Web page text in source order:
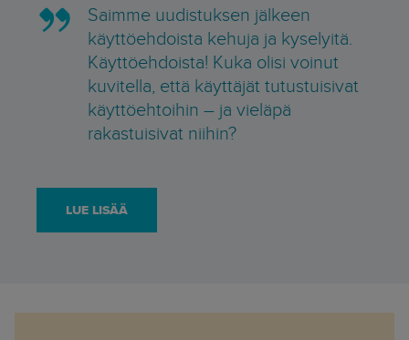
Saimme uudistuksen jälkeen
käyttöehdoista kehuja ja kyselyitä.
Käyttöehdoista! Kuka olisi voinut
kuvitella, että käyttäjät tutustuisivat
käyttöehtoihin – ja vieläpä
rakastuisivat niihin?
LUE LISÄÄ